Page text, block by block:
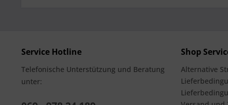
Service Hotline
Telefonische Unterstützung und Beratung
unter:
Shop
Alternative